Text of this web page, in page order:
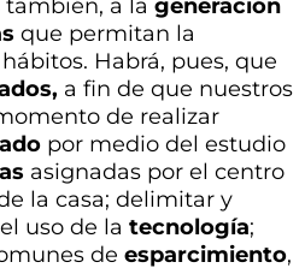
a la generación
que permitan la
Habrá, pues, que
a fin de que nuestros
de realizar
por medio del estudio
asignadas por el centro
la casa; delimitar y
uso de la tecnología;
de esparcimiento,